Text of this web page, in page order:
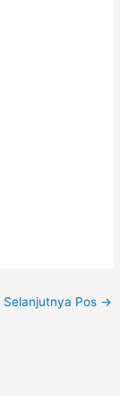
Selanjutnya Pos →